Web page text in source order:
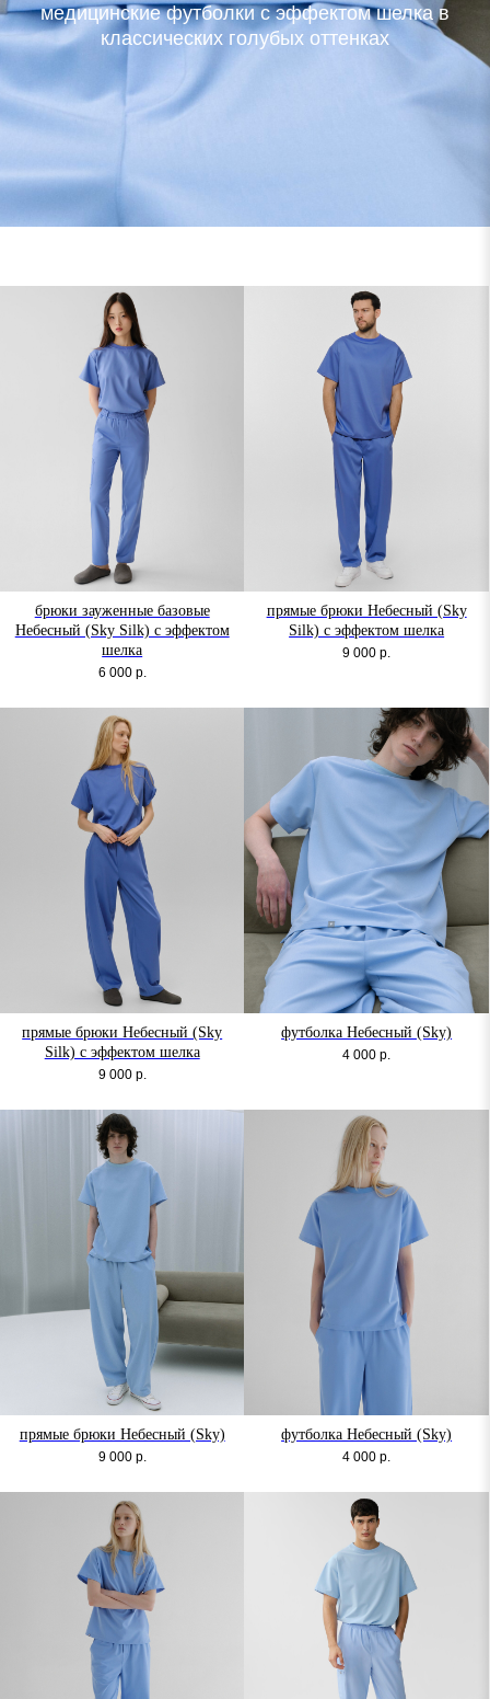
медицинские футболки с эффектом шелка в
классических голубых оттенках
брюки зауженные базовые
Небесный (Sky Silk) с эффектом
шелка
6 000 р.
прямые брюки Небесный (Sky
Silk) с эффектом шелка
9 000 р.
прямые брюки Небесный (Sky
Silk) с эффектом шелка
9 000 р.
футболка Небесный (Sky)
4 000 р.
прямые брюки Небесный (Sky)
9 000 р.
футболка Небесный (Sky)
4 000 р.